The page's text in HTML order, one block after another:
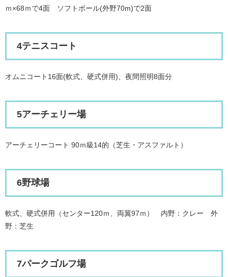
ｍ×68ｍで4面 ソフトボール(外野70m)で2面
4テニスコート
オムニコート16面(軟式、硬式併用)、夜間照明8面分
5アーチェリー場
アーチェリーコート 90ｍ級14的（芝生・アスファルト）
6野球場
軟式、硬式併用（センター120ｍ、両翼97ｍ） 内野：クレー 外
野：芝生
7パークゴルフ場